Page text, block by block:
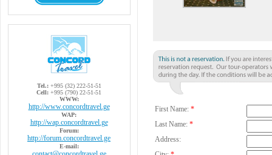
Tel.:+995 (32) 222-51-51
Cell: +995 (790) 22-51-51
WWW:
http://www.concordtravel.ge
WAP:
http://wap.concordtravel.ge
Forum:
http://forum.concordtravel.ge
E-mail:
First Name: *
Last Name: *
Address: